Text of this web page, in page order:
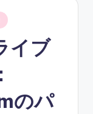
イブ
のパ